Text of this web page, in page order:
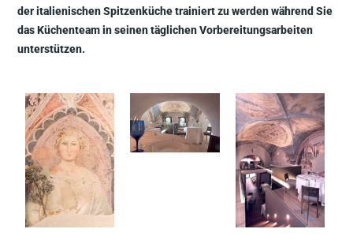
der italienischen Spitzenküche trainiert zu werden während Sie
das Küchenteam in seinen täglichen Vorbereitungsarbeiten
unterstützen.